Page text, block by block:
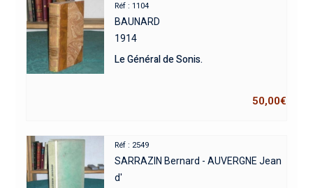
Réf : 1104
BAUNARD
1914
Le Général de Sonis.
50,00€
Réf : 2549
SARRAZIN Bernard - AUVERGNE Jean
d'